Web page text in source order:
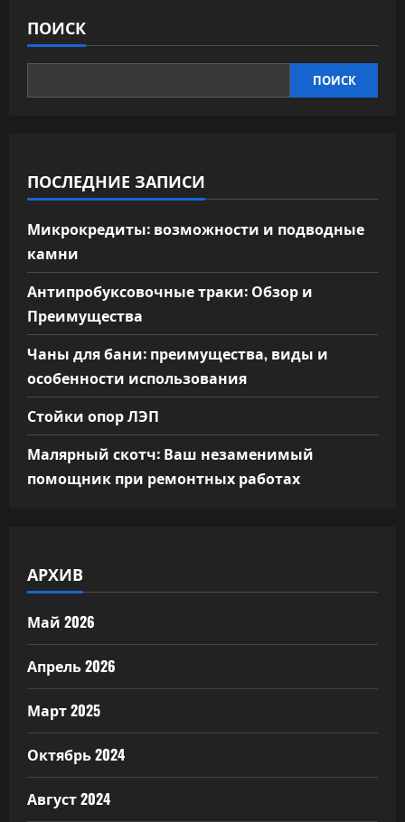
ПОИСК
ПОИСК
ПОСЛЕДНИЕ ЗАПИСИ
Микрокредиты: возможности и подводные
камни
Антипробуксовочные траки: Обзор и
Преимущества
Чаны для бани: преимущества, виды и
особенности использования
Стойки опор ЛЭП
Малярный скотч: Ваш незаменимый
помощник при ремонтных работах
АРХИВ
Май 2026
Апрель 2026
Март 2025
Октябрь 2024
Август 2024